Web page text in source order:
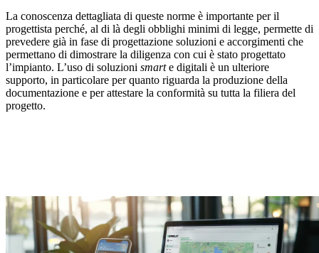
La conoscenza dettagliata di queste norme è importante per il
progettista perché, al di là degli obblighi minimi di legge, permette di
prevedere già in fase di progettazione soluzioni e accorgimenti che
permettano di dimostrare la diligenza con cui è stato progettato
l’impianto. L’uso di soluzioni smarte digitali è un ulteriore
supporto, in particolare per quanto riguarda la produzione della
documentazione e per attestare la conformità su tutta la filiera del
progetto.